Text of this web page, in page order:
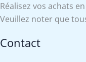
Réalisez vos achats
Veuillez noter que
Contact